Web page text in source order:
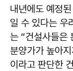
내년에도 예정
일 수 있다는 우
는 “건설사들은
분양가가 높아
이라고 판단한